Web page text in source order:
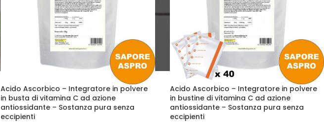
Acido Ascorbico – Integratore in polvere
in busta di vitamina C ad azione
antiossidante – Sostanza pura senza
eccipienti
Acido Ascorbico – Integratore in polvere
in bustine di vitamina C ad azione
antiossidante – Sostanza pura senza
eccipienti